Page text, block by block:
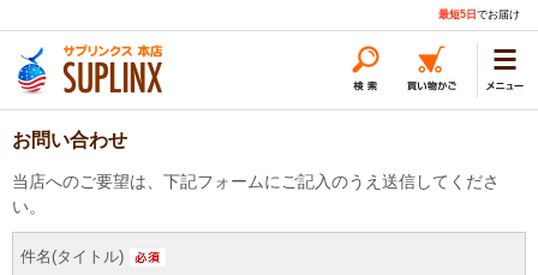
最短5日 でお届け
お問い合わせ
当店へのご要望は、下記フォームにご記入のうえ送信してくださ
い。
件名(タイトル)